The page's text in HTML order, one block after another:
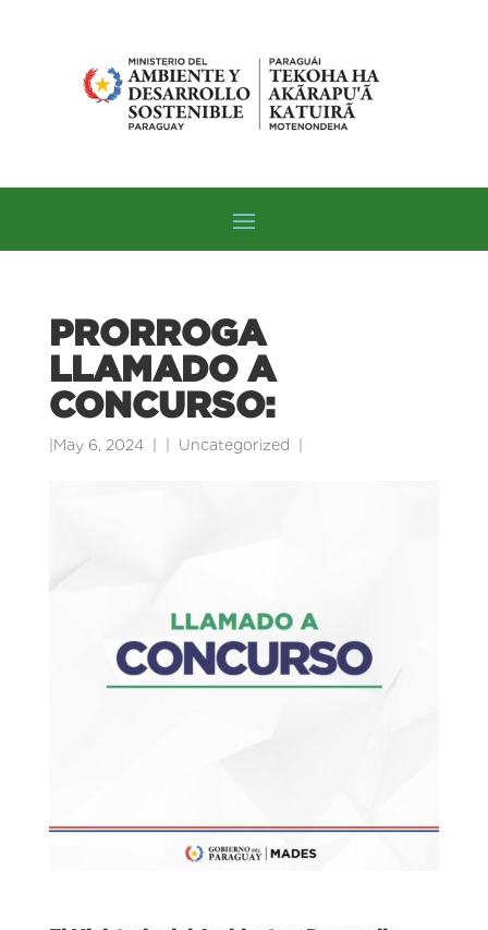
PRORROGA
LLAMADO A
CONCURSO:
May 6, 2024 Uncategorized